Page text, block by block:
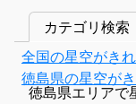
カテゴリ検索
全国の星空がき
徳島県の星空が
徳島県エリアで